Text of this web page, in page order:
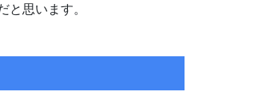
思います。